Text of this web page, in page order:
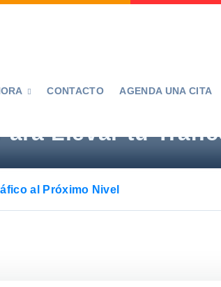
 CONTACTO AGENDA UNA CITA
Llevar tu
al Próximo Nivel